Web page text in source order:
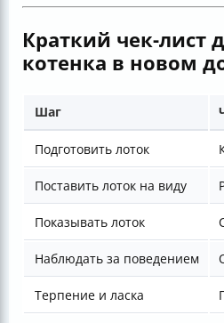
Краткий чек-лист
котенка в новом
Шаг
Подготовить лоток
Поставить лоток на виду
Показывать лоток
Наблюдать за поведением
Терпение и ласка